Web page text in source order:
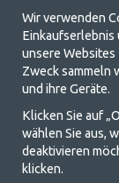
Camping kann
Familie für ein
welcher
Wir verwenden
Einkaufserlebnis
unsere Websites
Zweck sammeln
und ihre Geräte.
Klicken Sie auf
wählen Sie aus,
deaktivieren
klicken.